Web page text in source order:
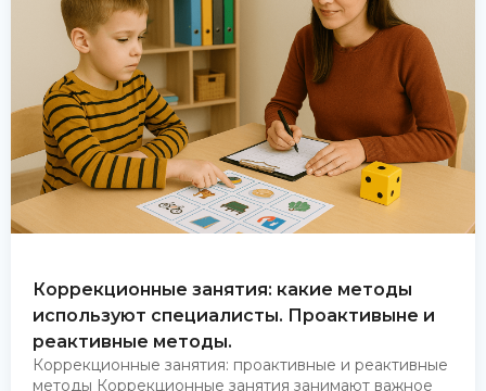
Коррекционные занятия: какие методы
используют специалисты. Проактивыне и
реактивные методы.
Коррекционные занятия: проактивные и реактивные
методы Коррекционные занятия занимают важное